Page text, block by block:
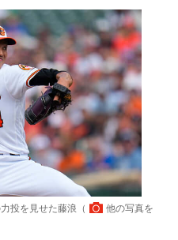
投を見せた藤浪（
他の写真を